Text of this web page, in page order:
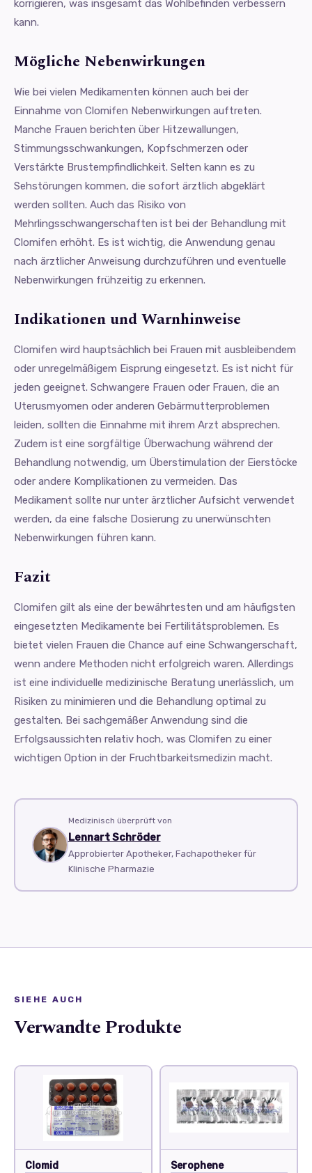
korrigieren, was insgesamt das Wohlbefinden verbessern
kann.
Mögliche Nebenwirkungen
Wie bei vielen Medikamenten können auch bei der
Einnahme von Clomifen Nebenwirkungen auftreten.
Manche Frauen berichten über Hitzewallungen,
Stimmungsschwankungen, Kopfschmerzen oder
Verstärkte Brustempfindlichkeit. Selten kann es zu
Sehstörungen kommen, die sofort ärztlich abgeklärt
werden sollten. Auch das Risiko von
Mehrlingsschwangerschaften ist bei der Behandlung mit
Clomifen erhöht. Es ist wichtig, die Anwendung genau
nach ärztlicher Anweisung durchzuführen und eventuelle
Nebenwirkungen frühzeitig zu erkennen.
Indikationen und Warnhinweise
Clomifen wird hauptsächlich bei Frauen mit ausbleibendem
oder unregelmäßigem Eisprung eingesetzt. Es ist nicht für
jeden geeignet. Schwangere Frauen oder Frauen, die an
Uterusmyomen oder anderen Gebärmutterproblemen
leiden, sollten die Einnahme mit ihrem Arzt absprechen.
Zudem ist eine sorgfältige Überwachung während der
Behandlung notwendig, um Überstimulation der Eierstöcke
oder andere Komplikationen zu vermeiden. Das
Medikament sollte nur unter ärztlicher Aufsicht verwendet
werden, da eine falsche Dosierung zu unerwünschten
Nebenwirkungen führen kann.
Fazit
Clomifen gilt als eine der bewährtesten und am häufigsten
eingesetzten Medikamente bei Fertilitätsproblemen. Es
bietet vielen Frauen die Chance auf eine Schwangerschaft,
wenn andere Methoden nicht erfolgreich waren. Allerdings
ist eine individuelle medizinische Beratung unerlässlich, um
Risiken zu minimieren und die Behandlung optimal zu
gestalten. Bei sachgemäßer Anwendung sind die
Erfolgsaussichten relativ hoch, was Clomifen zu einer
wichtigen Option in der Fruchtbarkeitsmedizin macht.
Medizinisch überprüft von
Lennart Schröder
Approbierter Apotheker, Fachapotheker für
Klinische Pharmazie
SIEHE AUCH
Verwandte Produkte
Clomid Serophene